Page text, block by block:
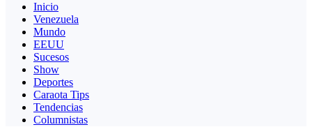
Inicio
Venezuela
Mundo
EEUU
Sucesos
Show
Deportes
Caraota Tips
Tendencias
Columnistas